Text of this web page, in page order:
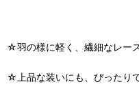
☆羽の様に軽く、繊細なレー
☆上品な装いにも、ぴったりで